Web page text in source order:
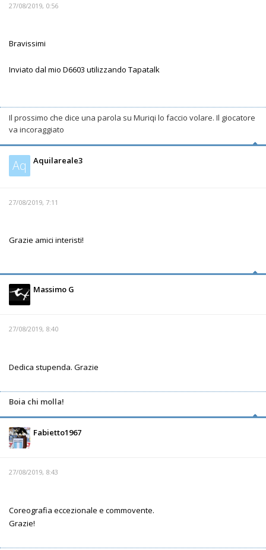
27/08/2019, 0:56
Bravissimi
Inviato dal mio D6603 utilizzando Tapatalk
Il prossimo che dice una parola su Muriqi lo faccio volare. Il giocatore
va incoraggiato
Aq Aquilareale3
27/08/2019, 7:11
Grazie amici interisti!
Massimo G
27/08/2019, 8:40
Dedica stupenda. Grazie
Boia chi molla!
Fabietto1967
27/08/2019, 8:43
Coreografia eccezionale e commovente.
Grazie!